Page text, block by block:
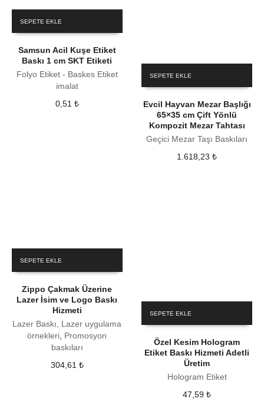
SEPETE EKLE
Samsun Acil Kuşe Etiket
Baskı 1 cm SKT Etiketi
Folyo Etiket - Baskes Etiket
imalat
0,51 ₺
SEPETE EKLE
Evcil Hayvan Mezar Başlığı
65×35 cm Çift Yönlü
Kompozit Mezar Tahtası
Geçici Mezar Taşı Baskıları
1.618,23₺
SEPETE EKLE
Zippo Çakmak Üzerine
Lazer İsim ve Logo Baskı
Hizmeti
Lazer Baskı, Lazer uygulama
örnekleri, Promosyon
baskıları
304,61 ₺
SEPETE EKLE
Özel Kesim Hologram
Etiket Baskı Hizmeti Adetli
Üretim
Hologram Etiket
47,59₺